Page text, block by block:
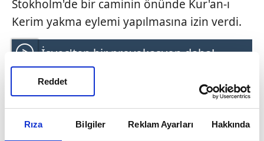
Rıza Bilgiler Reklam Ayarları Hakkında
Reddet
Stokholm'de bir caminin önünde Kur'an-ı
Kerim yakma eylemi yapılmasına izin verdi.
İsveç'ten bir provokasyon daha!
Bayramda Kur'an-ı Kerim yakılmasına
izin verildi | Video